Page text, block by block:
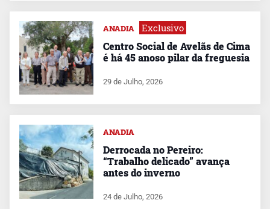
ANADIA Exclusivo
Centro Social de Avelãs de Cima
é há 45 anoso pilar da freguesia
29 de Julho, 2026
ANADIA
Derrocada no Pereiro:
“Trabalho delicado” avança
antes do inverno
24 de Julho, 2026